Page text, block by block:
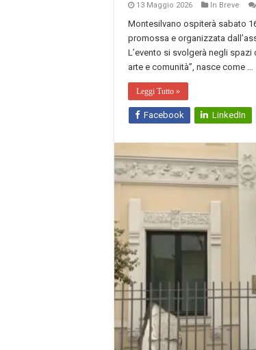
13 Maggio 2026 In Breve
Montesilvano ospiterà sabato
promossa e organizzata
L’evento si svolgerà negli
arte e comunità”, nasce come …
Leggi Tutto »
Facebook LinkedIn